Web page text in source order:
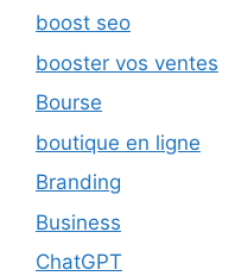
boost seo
booster vos ventes
Bourse
boutique en ligne
Branding
Business
ChatGPT